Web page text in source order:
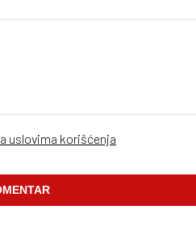
uslovima korišćenja